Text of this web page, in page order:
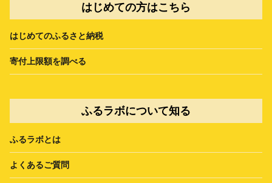
はじめての方はこちら
はじめてのふるさと納税
寄付上限額を調べる
ふるラボについて知る
ふるラボとは
よくあるご質問